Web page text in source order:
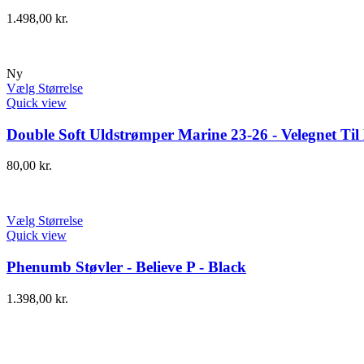
1.498,00 kr.
Ny
Vælg Størrelse
Quick view
Double Soft Uldstrømper Marine 23-26 - Velegnet
80,00 kr.
Vælg Størrelse
Quick view
Phenumb Støvler - Believe P - Black
1.398,00 kr.